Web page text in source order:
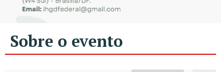
Sobre o evento